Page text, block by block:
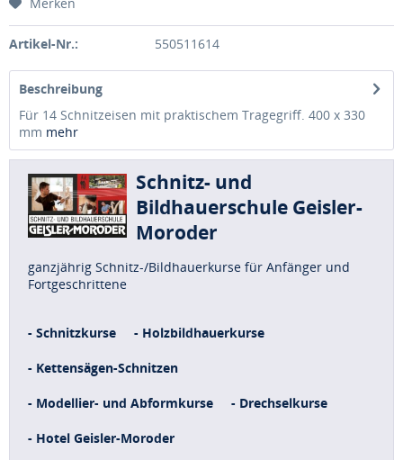
Artikel-Nr.: 550511614
Beschreibung
Für 14 Schnitzeisen mit praktischem Tragegriff. 400 x 330
mm mehr
Schnitz- und
Bildhauerschule Geisler-
Moroder
ganzjährig Schnitz-/Bildhauerkurse für Anfänger und
Fortgeschrittene
- Schnitzkurse - Holzbildhauerkurse
- Kettensägen-Schnitzen
- Modellier- und Abformkurse - Drechselkurse
- Hotel Geisler-Moroder